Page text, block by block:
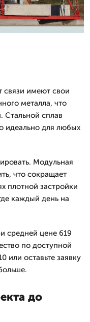
связи имеют свои
металла, что
Стальной сплав
идеально для любых
Модульная
что сокращает
плотной застройки
каждый день на
средней цене 619
по доступной
или оставьте заявку
до